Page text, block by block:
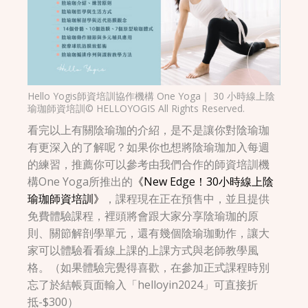
Hello Yogis師資培訓協作機構 One Yoga｜ 30 小時線上陰
瑜珈師資培訓© HELLOYOGIS All Rights Reserved.
看完以上有關陰瑜珈的介紹，是不是讓你對陰瑜珈
有更深入的了解呢？如果你也想將陰瑜珈加入每週
的練習，推薦你可以參考由我們合作的師資培訓機
構One Yoga所推出的 《New Edge！30小時線上陰
瑜珈師資培訓》
，課程現在正在預售中，並且提供
免費體驗課程，裡頭將會跟大家分享陰瑜珈的原
則、關節解剖學單元，還有幾個陰瑜珈動作，讓大
家可以體驗看看線上課的上課方式與老師教學風
格。（如果體驗完覺得喜歡，在參加正式課程時別
忘了於結帳頁面輸入「helloyin2024」可直接折
抵-$300）